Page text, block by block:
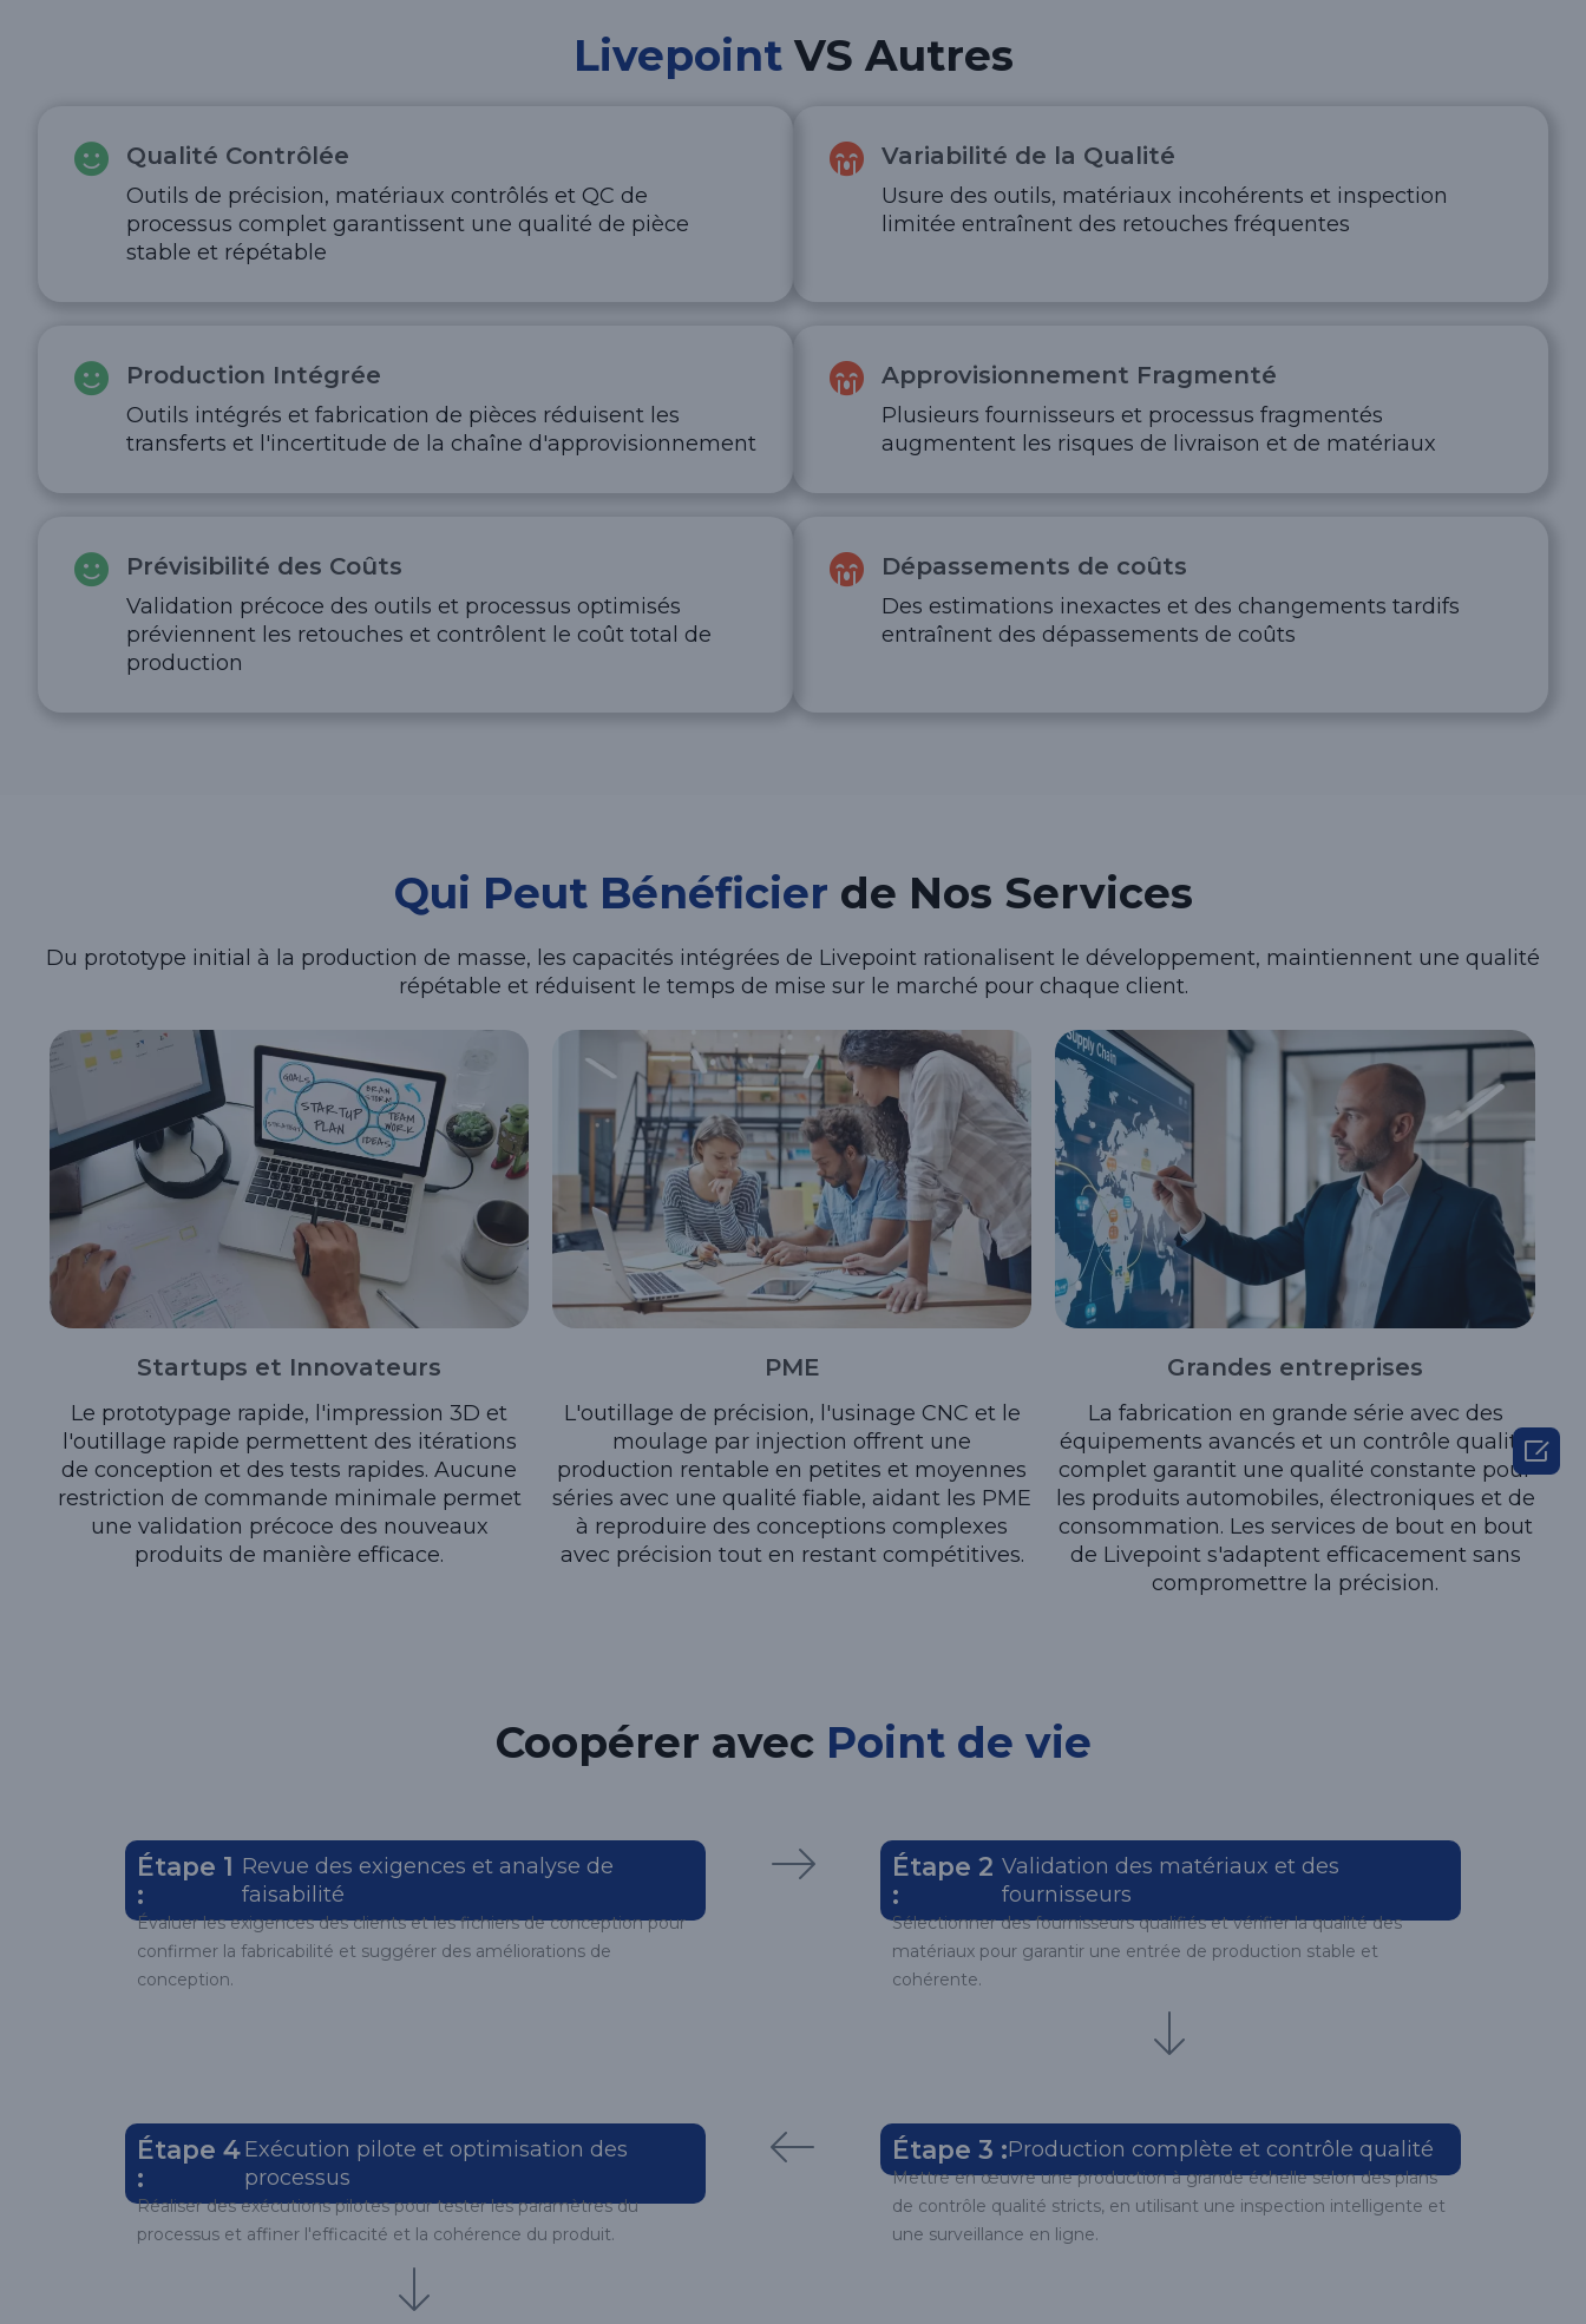
LivepointVS Autres
Qualité Contrôlée
Outils de précision, matériaux contrôlés et QC de
processus complet garantissent une qualité de pièce
stable et répétable
Variabilité de la Qualité
Usure des outils, matériaux incohérents et inspection
limitée entraînent des retouches fréquentes
Production Intégrée
Outils intégrés et fabrication de pièces réduisent les
transferts et l'incertitude de la chaîne d'approvisionnement
Approvisionnement Fragmenté
Plusieurs fournisseurs et processus fragmentés
augmentent les risques de livraison et de matériaux
Prévisibilité des Coûts
Validation précoce des outils et processus optimisés
préviennent les retouches et contrôlent le coût total de
production
Dépassements de coûts
Des estimations inexactes et des changements tardifs
entraînent des dépassements de coûts
Qui Peut Bénéficier de Nos Services
Du prototype initial à la production de masse, les capacités intégrées de Livepoint rationalisent le développement, maintiennent une qualité
répétable et réduisent le temps de mise sur le marché pour chaque client.
Startups et Innovateurs
Le prototypage rapide, l'impression 3D et
l'outillage rapide permettent des itérations
de conception et des tests rapides. Aucune
restriction de commande minimale permet
une validation précoce des nouveaux
produits de manière efficace.
PME
L'outillage de précision, l'usinage CNC et le
moulage par injection offrent une
production rentable en petites et moyennes
séries avec une qualité fiable, aidant les PME
à reproduire des conceptions complexes
avec précision tout en restant compétitives.
Grandes entreprises
La fabrication en grande série avec des
équipements avancés et un contrôle qualité
complet garantit une qualité constante pour
les produits automobiles, électroniques et de
consommation. Les services de bout en bout
de Livepoint s'adaptent efficacement sans
compromettre la précision.
Coopérer avec Point de vie
Étape 1
:
Revue des exigences et analyse de
faisabilité
Évaluer les exigences des clients et les fichiers de conception pour
confirmer la fabricabilité et suggérer des améliorations de
conception.
Étape 2
:
Validation des matériaux et des
fournisseurs
Sélectionner des fournisseurs qualifiés et vérifier la qualité des
matériaux pour garantir une entrée de production stable et
cohérente.
Étape 4
:
Exécution pilote et optimisation des
processus
Réaliser des exécutions pilotes pour tester les paramètres du
processus et affiner l'efficacité et la cohérence du produit.
Étape 3 :Production complète et contrôle qualité
Mettre en œuvre une production à grande échelle selon des plans
de contrôle qualité stricts, en utilisant une inspection intelligente et
une surveillance en ligne.
